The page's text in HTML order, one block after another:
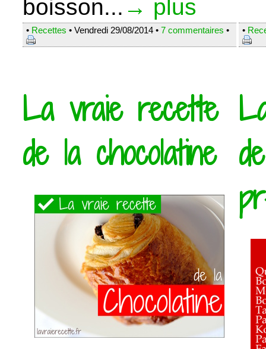
boisson... → plus
• Recettes • Vendredi 29/08/2014 • 7 commentaires • •
La vraie recette
de la chocolatine